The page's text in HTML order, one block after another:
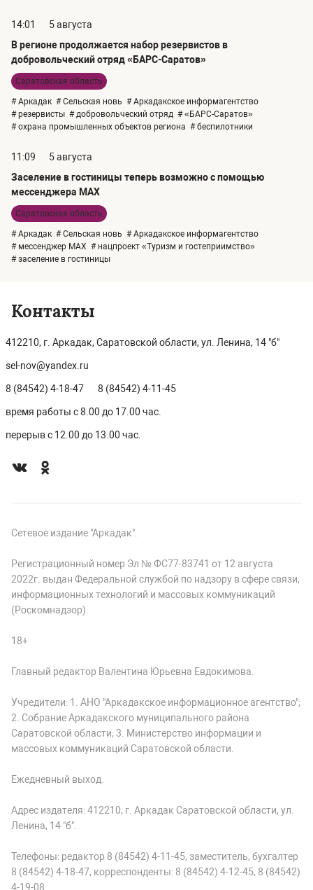
14:01
5 августа
В регионе продолжается набор резервистов в
добровольческий отряд «БАРС-Саратов»
Саратовская область
# Аркадак # Сельская новь # Аркадакское информагентство
# резервисты # добровольческий отряд # «БАРС-Саратов»
# охрана промышленных объектов региона # беспилотники
11:09
5 августа
Заселение в гостиницы теперь возможно с помощью
мессенджера MAX
Саратовская область
# Аркадак # Сельская новь # Аркадакское информагентство
# мессенджер MAX # нацпроект «Туризм и гостеприимство»
# заселение в гостиницы
Контакты
412210, г. Аркадак, Саратовской области, ул. Ленина, 14 "б"
sel-nov@yandex.ru
8 (84542) 4-18-47 8 (84542) 4-11-45
время работы с 8.00 до 17.00 час.
перерыв с 12.00 до 13.00 час.
Сетевое издание "Аркадак".
Регистрационный номер Эл № ФС77-83741 от 12 августа
2022г. выдан Федеральной службой по надзору в сфере связи,
информационных технологий и массовых коммуникаций
(Роскомнадзор).
18+
Главный редактор Валентина Юрьевна Евдокимова.
Учредители: 1. АНО "Аркадакское информационное агентство";
2. Собрание Аркадакского муниципального района
Саратовской области; 3. Министерство информации и
массовых коммуникаций Саратовской области.
Ежедневный выход.
Адрес издателя: 412210, г. Аркадак Саратовской области, ул.
Ленина, 14 "б".
Телефоны: редактор 8 (84542) 4-11-45, заместитель, бухгалтер
8 (84542) 4-18-47, корреспонденты: 8 (84542) 4-12-45, 8 (84542)
4-19-08.